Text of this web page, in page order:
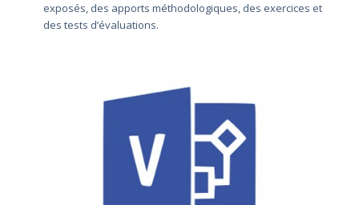
exposés, des apports méthodologiques, des exercices et
des tests d’évaluations.